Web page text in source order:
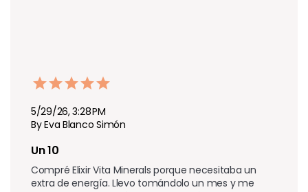
5/29/26, 3:28 PM
By Eva Blanco Simón
Un 10
Compré Elixir Vita Minerals porque necesitaba un
extra de energía. Llevo tomándolo un mes y me